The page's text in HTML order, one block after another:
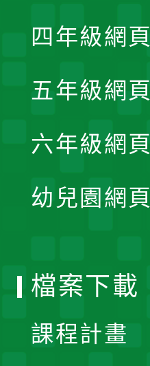
四年級網頁
五年級網頁
六年級網頁
幼兒園網頁
檔案下載
課程計畫